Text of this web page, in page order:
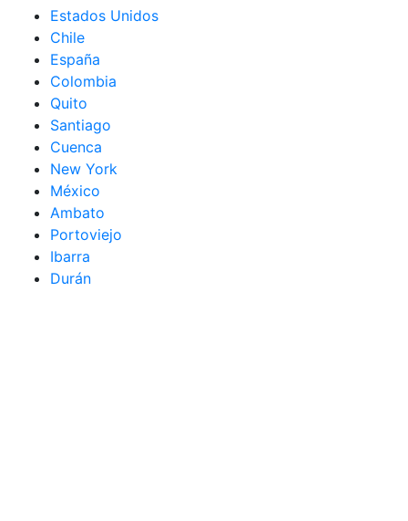
Estados Unidos
Chile
España
Colombia
Quito
Santiago
Cuenca
New York
México
Ambato
Portoviejo
Ibarra
Durán